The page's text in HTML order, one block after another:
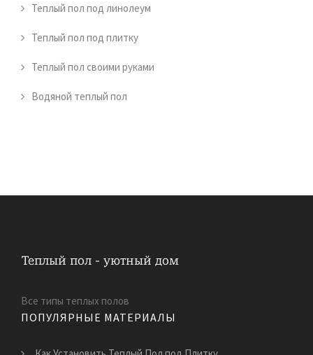
Теплый пол под линолеум
Теплый пол под плитку
Теплый пол своими руками
Водяной теплый пол
Все типы теплых полов
ПОПУЛЯРНЫЕ МАТЕРИАЛЫ